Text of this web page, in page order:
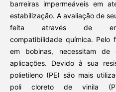
barreiras impermeáveis em
estabilização. A avaliação de
feita através de
compatibilidade química. Pelo
em bobinas, necessitam de
aplicações. Devido à sua
polietileno (PE) são mais
poli cloreto de vinila